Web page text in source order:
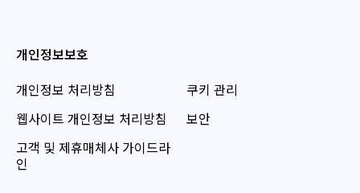
개인정보보호
개인정보 처리방침
웹사이트 개인정보 처리방침
고객 및 제휴매체사 가이드라
인
쿠키 관리
보안